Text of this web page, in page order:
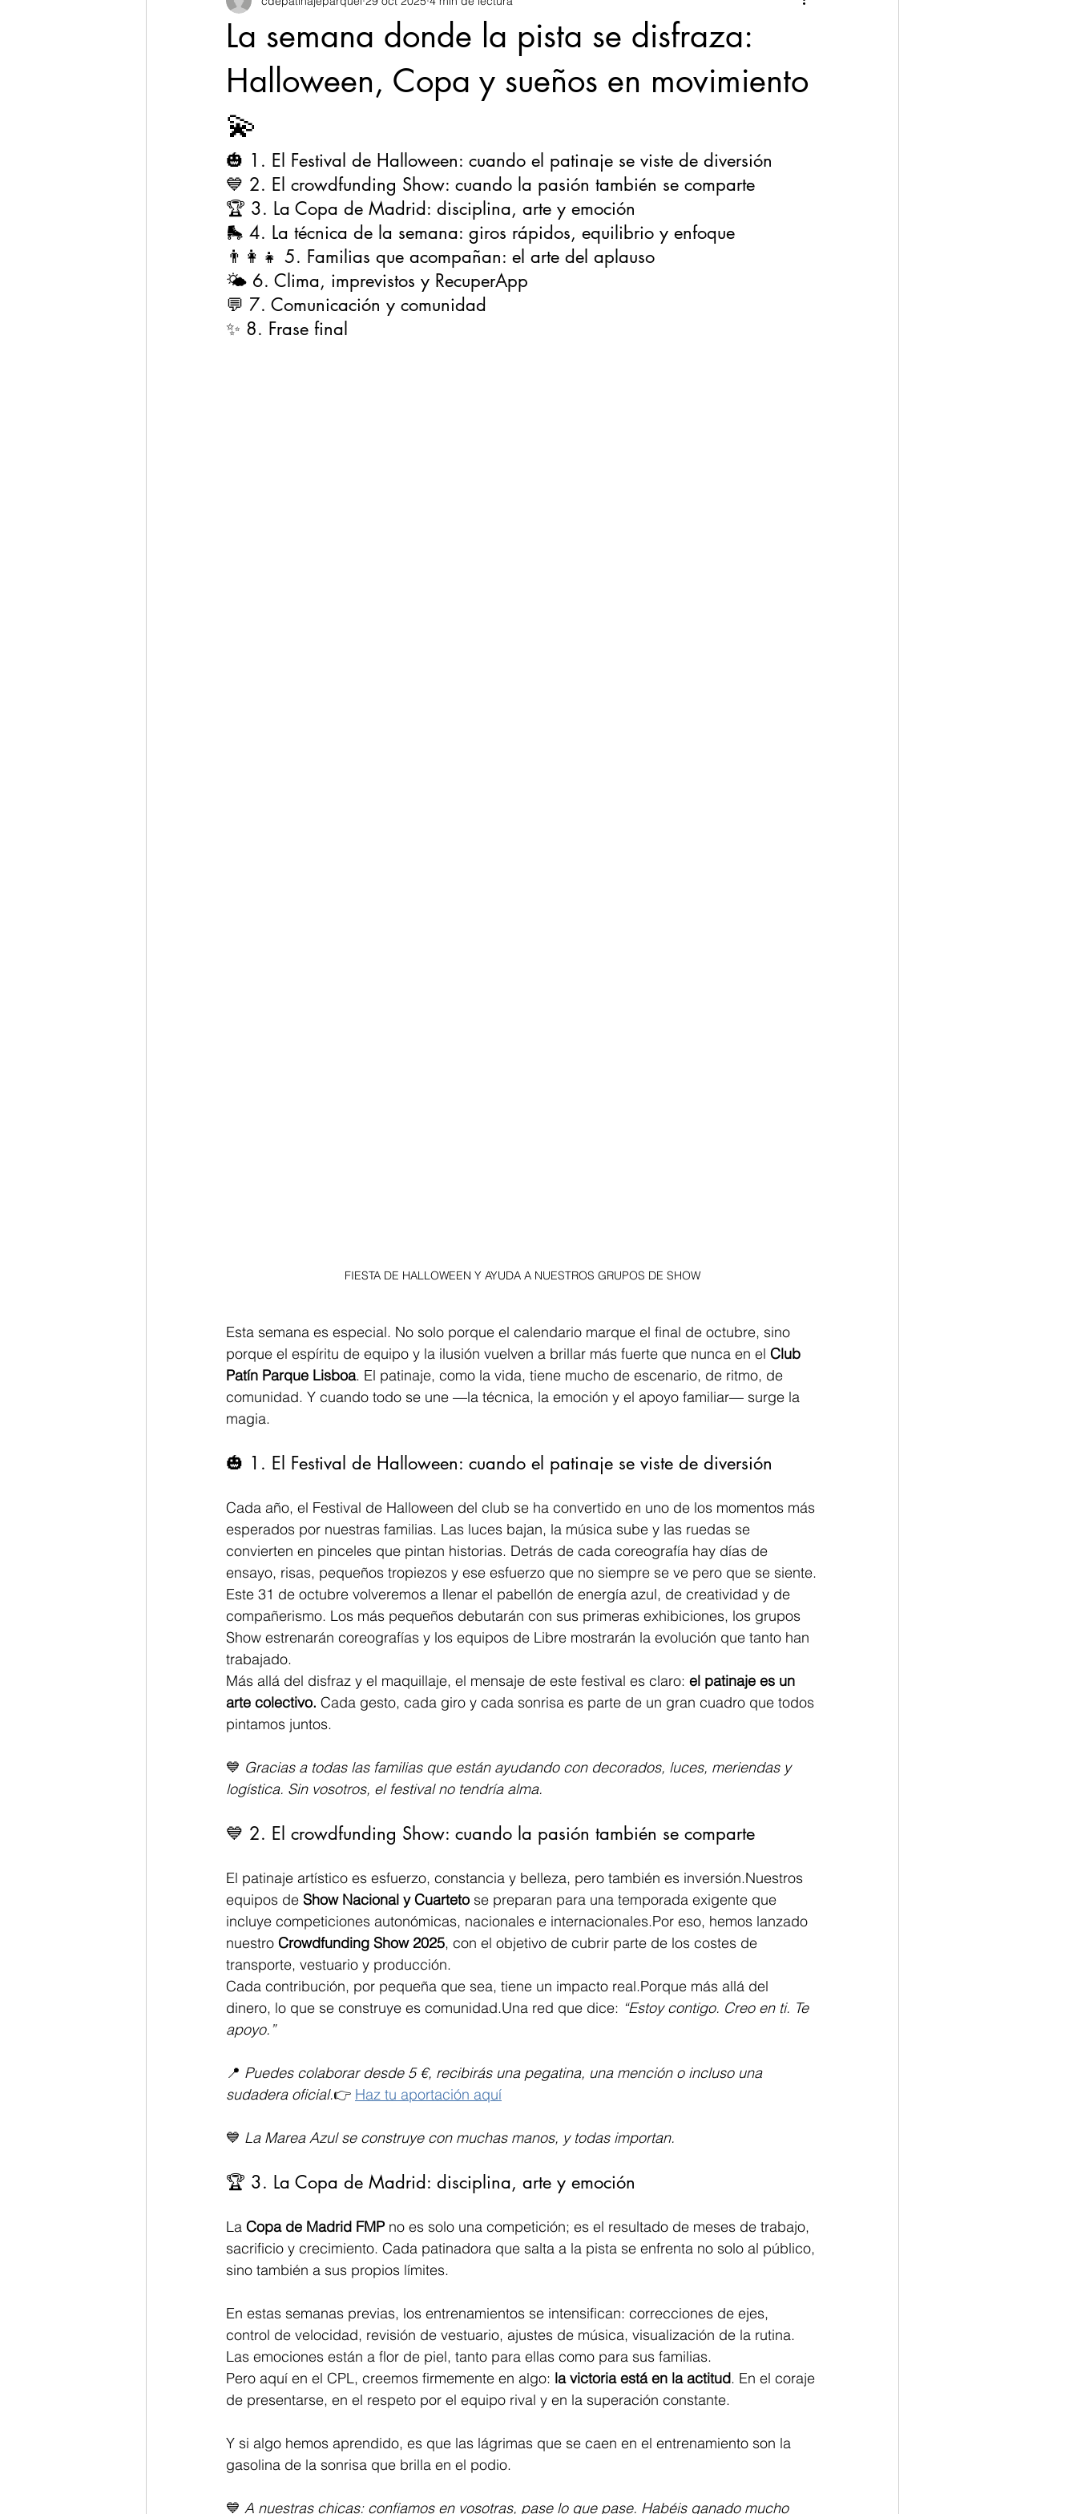
La semana donde la pista se disfraza:
Halloween, Copa y sueños en movimiento
💫
🎃 1. El Festival de Halloween: cuando el patinaje se viste de diversión
💙 2. El crowdfunding Show: cuando la pasión también se comparte
🏆 3. La Copa de Madrid: disciplina, arte y emoción
🛼 4. La técnica de la semana: giros rápidos, equilibrio y enfoque
👨‍👩‍👧 5. Familias que acompañan: el arte del aplauso
🌤 6. Clima, imprevistos y RecuperApp
💬 7. Comunicación y comunidad
✨ 8. Frase final
FIESTA DE HALLOWEEN Y AYUDA A NUESTROS GRUPOS DE SHOW
Esta semana es especial. No solo porque el calendario marque el final de octubre, sino
porque el espíritu de equipo y la ilusión vuelven a brillar más fuerte que nunca en el Club
Patín Parque Lisboa. El patinaje, como la vida, tiene mucho de escenario, de ritmo, de
comunidad. Y cuando todo se une —la técnica, la emoción y el apoyo familiar— surge la
magia.
🎃 1. El Festival de Halloween: cuando el patinaje se viste de diversión
Cada año, el Festival de Halloween del club se ha convertido en uno de los momentos más
esperados por nuestras familias. Las luces bajan, la música sube y las ruedas se
convierten en pinceles que pintan historias. Detrás de cada coreografía hay días de
ensayo, risas, pequeños tropiezos y ese esfuerzo que no siempre se ve pero que se siente.
Este 31 de octubre volveremos a llenar el pabellón de energía azul, de creatividad y de
compañerismo. Los más pequeños debutarán con sus primeras exhibiciones, los grupos
Show estrenarán coreografías y los equipos de Libre mostrarán la evolución que tanto han
trabajado.
Más allá del disfraz y el maquillaje, el mensaje de este festival es claro: el patinaje es un
arte colectivo. Cada gesto, cada giro y cada sonrisa es parte de un gran cuadro que todos
pintamos juntos.
💙 Gracias a todas las familias que están ayudando con decorados, luces, meriendas y
logística. Sin vosotros, el festival no tendría alma.
💙 2. El crowdfunding Show: cuando la pasión también se comparte
El patinaje artístico es esfuerzo, constancia y belleza, pero también es inversión.Nuestros
equipos de Show Nacional y Cuarteto se preparan para una temporada exigente que
incluye competiciones autonómicas, nacionales e internacionales.Por eso, hemos lanzado
nuestro Crowdfunding Show 2025, con el objetivo de cubrir parte de los costes de
transporte, vestuario y producción.
Cada contribución, por pequeña que sea, tiene un impacto real.Porque más allá del
dinero, lo que se construye es comunidad.Una red que dice: “Estoy contigo. Creo en ti. Te
apoyo.”
📍 Puedes colaborar desde 5 €, recibirás una pegatina, una mención o incluso una
sudadera oficial.👉 Haz tu aportación aquí
💙 La Marea Azul se construye con muchas manos, y todas importan.
🏆 3. La Copa de Madrid: disciplina, arte y emoción
La Copa de Madrid FMP no es solo una competición; es el resultado de meses de trabajo,
sacrificio y crecimiento. Cada patinadora que salta a la pista se enfrenta no solo al público,
sino también a sus propios límites.
En estas semanas previas, los entrenamientos se intensifican: correcciones de ejes,
control de velocidad, revisión de vestuario, ajustes de música, visualización de la rutina.
Las emociones están a flor de piel, tanto para ellas como para sus familias.
Pero aquí en el CPL, creemos firmemente en algo: la victoria está en la actitud. En el coraje
de presentarse, en el respeto por el equipo rival y en la superación constante.
Y si algo hemos aprendido, es que las lágrimas que se caen en el entrenamiento son la
gasolina de la sonrisa que brilla en el podio.
💙 A nuestras chicas: confiamos en vosotras, pase lo que pase. Habéis ganado mucho